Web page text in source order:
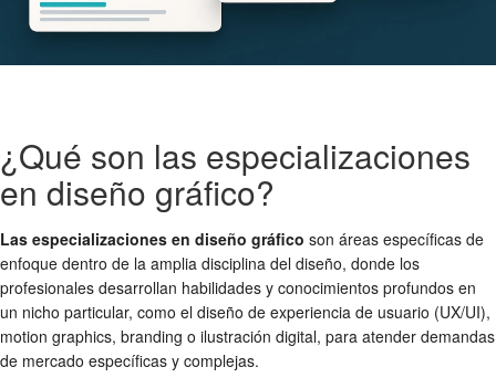
¿Qué son las especializaciones
en diseño gráfico?
Las especializaciones en diseño gráfico son áreas específicas de
enfoque dentro de la amplia disciplina del diseño, donde los
profesionales desarrollan habilidades y conocimientos profundos en
un nicho particular, como el diseño de experiencia de usuario (UX/UI),
motion graphics, branding o ilustración digital, para atender demandas
de mercado específicas y complejas.